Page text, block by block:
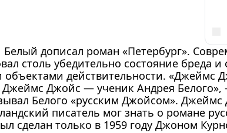
Белый дописал роман «Петербург».
столь убедительно состояние бреда
действительности. «Джеймс
Джойс — ученик Андрея Белого»,
Белого «русским Джойсом».
писатель мог знать о романе
сделан только в 1959 году Джоном